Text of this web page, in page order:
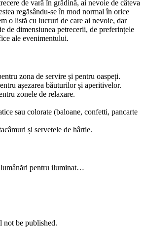
de vară în grădină, ai nevoie de câteva
regăsându-se în mod normal în orice
o listă cu lucruri de care ai nevoie, dar
de dimensiunea petrecerii, de preferințele
ale evenimentului.
zona de servire și pentru oaspeți.
așezarea băuturilor și aperitivelor.
zonele de relaxare.
sau colorate (baloane, confetti, pancarte
și servetele de hârtie.
lumânări pentru iluminat…
not be published.